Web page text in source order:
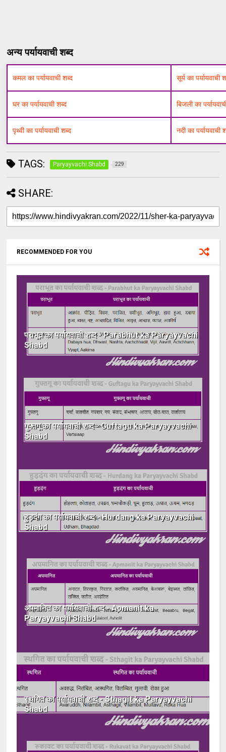
अन्य पर्यायवाची शब्द
कमल का पर्यायवाची शब्द सूर्य का पर्यायवाची
घर का पर्यायवाची शब्द बिजली का
पृथ्वी का पर्यायवाची शब्द नदी का पर्यायवाची
TAGS: Paryayvachi Shabd 229
SHARE:
RECOMMENDED FOR YOU
पराभूत का पर्यायवाची शब्द - Parabhut ka Paryayvachi
Shabd
गुफ्तगू का पर्यायवाची शब्द - Guftagu ka Paryayvachi
Shabd
हुड़दंग का पर्यायवाची शब्द - Hurdang ka Paryayvachi
Shabd
अपमानित का पर्यायवाची शब्द - Apmanit ka
Paryayvachi Shabd
स्थगित का पर्यायवाची शब्द - Sthagit ka Paryayvachi
Shabd